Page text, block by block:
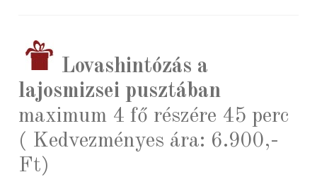
Lovashintózás a
lajosmizsei pusztában
maximum 4 fő részére 45 perc
( Kedvezményes ára: 6.900,-
Ft)